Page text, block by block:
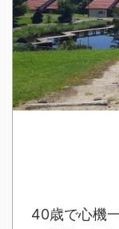
40歳で心機